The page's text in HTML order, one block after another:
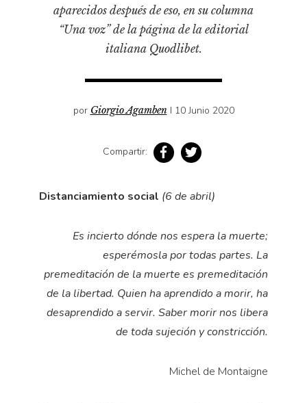
Medioambiente
Narrativas visuales
Pensamiento ilustrado
Personajes secundarios
Sociedad
Vidas paralelas
aparecidos después de eso, en su columna
“Una voz” de la página de la editorial
italiana Quodlibet.
por Giorgio Agamben I 10 Junio 2020
Compartir:
Distanciamiento social (6 de abril)
Es incierto dónde nos espera la muerte;
esperémosla por todas partes. La
premeditación de la muerte es premeditación
de la libertad. Quien ha aprendido a morir, ha
desaprendido a servir. Saber morir nos libera
de toda sujeción y constricción.
Michel de Montaigne